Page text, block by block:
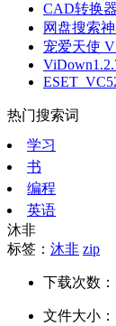
CAD转换
网盘搜索
宠爱天使
热门搜索词
学习
书
编程
英语
沐非
标签： 沐非 zip
下载次数：
文件大小